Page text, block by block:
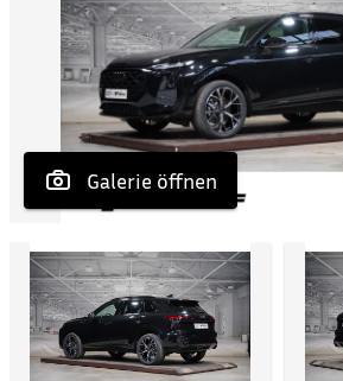
Galerie öffnen